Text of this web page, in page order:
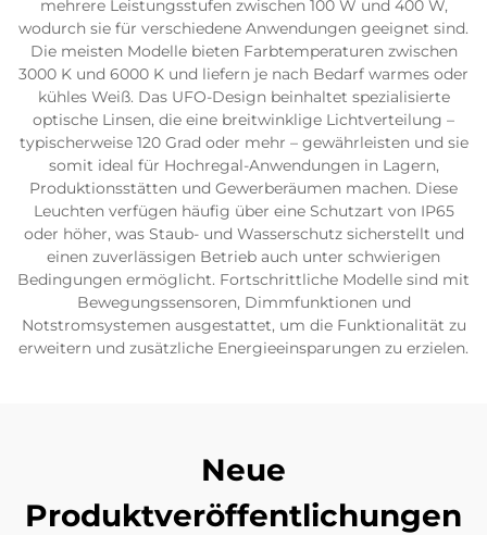
mehrere Leistungsstufen zwischen 100 W und 400 W,
wodurch sie für verschiedene Anwendungen geeignet sind.
Die meisten Modelle bieten Farbtemperaturen zwischen
3000 K und 6000 K und liefern je nach Bedarf warmes oder
kühles Weiß. Das UFO-Design beinhaltet spezialisierte
optische Linsen, die eine breitwinklige Lichtverteilung –
typischerweise 120 Grad oder mehr – gewährleisten und sie
somit ideal für Hochregal-Anwendungen in Lagern,
Produktionsstätten und Gewerberäumen machen. Diese
Leuchten verfügen häufig über eine Schutzart von IP65
oder höher, was Staub- und Wasserschutz sicherstellt und
einen zuverlässigen Betrieb auch unter schwierigen
Bedingungen ermöglicht. Fortschrittliche Modelle sind mit
Bewegungssensoren, Dimmfunktionen und
Notstromsystemen ausgestattet, um die Funktionalität zu
erweitern und zusätzliche Energieeinsparungen zu erzielen.
Neue
Produktveröffentlichungen